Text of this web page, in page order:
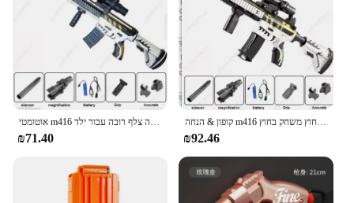
אוטומטי m416 אקדח צעצוע אוטומטי ג 'ל כדור בלאסטר ילדים צעצועים משחק בחוץ אוויר משחק אוויר צלף רובה רובה צלף רובה עבור ילד
₪71.40
קופון & הנחה m416 צלף רובה חשמלי צעצוע אקדח מים חרוזים קיץ בחוץ משחק בחוץ-airsplash nads מתנות ילדים
₪92.46